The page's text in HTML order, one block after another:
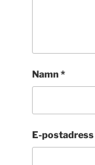
Namn *
E-postadress